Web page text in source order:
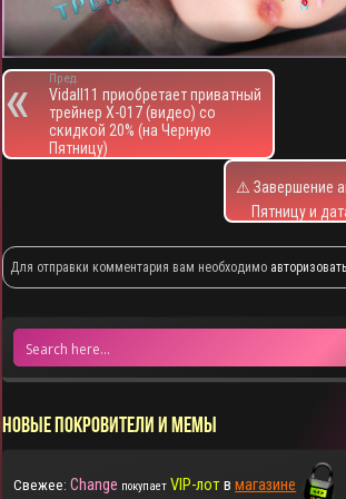
Пред.
Vidall11 приобретает приватный
трейнер X-017 (видео) со
скидкой 20% (на Черную
Пятницу)
⚠️ Завершение
Пятницу и
Для отправки комментария вам необходимо
НОВЫЕ ПОКРОВИТЕЛИ И МЕМЫ
Свежее: Change покупает VIP-лотвмагазине